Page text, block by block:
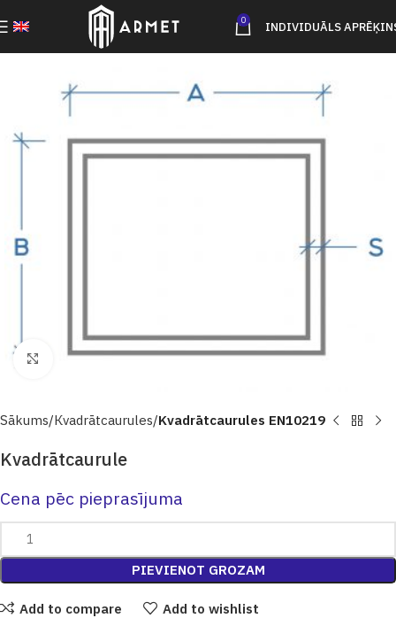
0 INDIVIDUĀLS
Click to enlarge
Sākums Кvadrātcaurules Kvadrātcaurules EN10219
Kvadrātcaurule
Cena pēc pieprasījuma
PIEVIENOT GROZAM
Add to compare Add to wishlist